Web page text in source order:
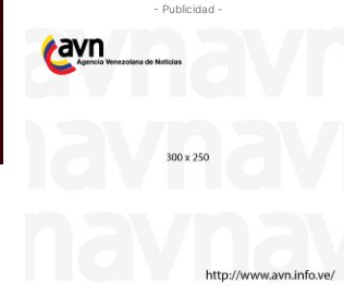
- Publicidad -